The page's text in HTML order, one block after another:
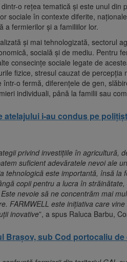
o rețea tematică și este unul
sociale în contexte diferite,
a fermierilor și a familiilor lor.
și mai tehnologizată, sectorul
socială și de mediu. Pentru
consecințe sociale legate de
fizice, stresul cauzat de
într-o fermă, diferențele de gen,
individuali, până la familii sau
atelajului i-au condus pe
privind investițiile în agricultură,
suficient adevăratele nevoi ale
tehnologică este importantă, însă la
copii pentru a lucra în
nevoie să ne concentrăm mai
FARMWELL este inițiativa care
inovative”, a spus Raluca Barbu,
Brașov, sub Cod portocaliu